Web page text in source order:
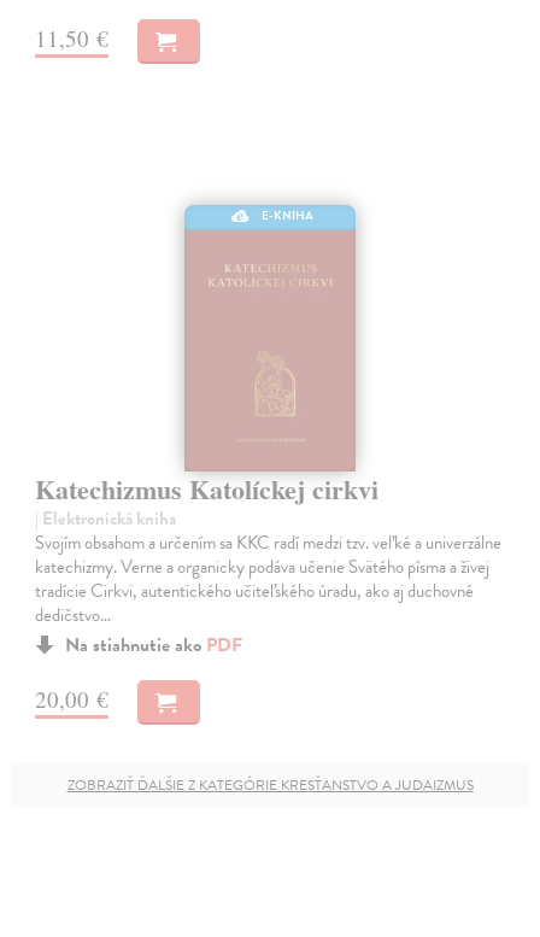
11,50 €
E-KNIHA
Katechizmus Katolíckej cirkvi
| Elektronická kniha
Svojím obsahom a určením sa KKC radí medzi tzv. veľké a univerzálne
katechizmy. Verne a organicky podáva učenie Svätého písma a živej
tradície Cirkvi, autentického učiteľského úradu, ako aj duchovné
dedičstvo…
Na stiahnutie ako PDF
20,00 €
ZOBRAZIŤ ĎALŠIE Z KATEGÓRIE KRESŤANSTVO A JUDAIZMUS